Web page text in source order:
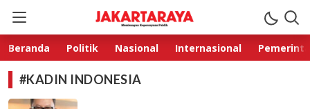
Jakarta Raya
Membangun Kepercayaan Publik
Beranda Politik Nasional Internasional
#KADIN INDONESIA